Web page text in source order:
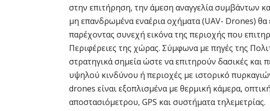
στην επιτήρηση, την άμεση αναγγελία συμβάντων
μη επανδρωμένα εναέρια οχήματα (UAV- Drones)
παρέχοντας συνεχή εικόνα της περιοχής που
Περιφέρειες της χώρας. Σύμφωνα με πηγές της
στρατηγικά σημεία ώστε να επιτηρούν δασικές και
υψηλού κινδύνου ή περιοχές με ιστορικό
drones είναι εξοπλισμένα με θερμική κάμερα,
αποστασιόμετρου, GPS και συστήματα τηλεμετρίας.